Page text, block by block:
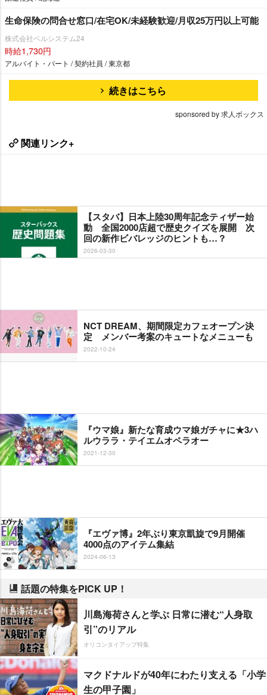
生命保険の問合せ窓口/在宅OK/未経験歓迎/月収25万円以上可能
株式会社ベルシステム24
時給1,730円
アルバイト・パート / 契約社員 / 東京都
続きはこちら
sponsored by 求人ボックス
関連リンク+
【スタバ】日本上陸30周年記念ティザー始
動 全国2000店超で歴史クイズを展開 次
回の新作ビバレッジのヒントも…？
2026-03-30
NCT DREAM、期間限定カフェオープン決
定 メンバー考案のキュートなメニューも
2022-10-24
『ウマ娘』新たな育成ウマ娘ガチャに★3ハ
ルウララ・テイエムオペラオー
2021-12-30
『エヴァ博』2年ぶり東京凱旋で9月開催
4000点のアイテム集結
2024-06-13
話題の特集をPICK UP！
川島海荷さんと学ぶ 日常に潜む“人身取
引”のリアル
オリコンタイアップ特集
マクドナルドが40年にわたり支える「小学
生の甲子園」